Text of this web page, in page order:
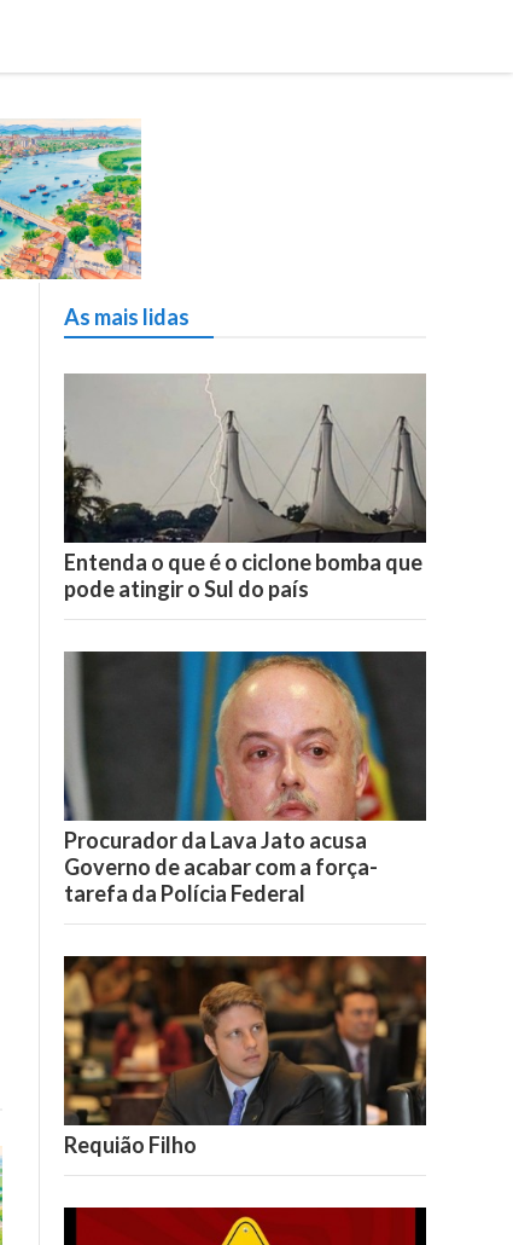
As mais lidas
Entenda o que é o ciclone bomba que
pode atingir o Sul do país
Procurador da Lava Jato acusa
Governo de acabar com a força-
tarefa da Polícia Federal
Requião Filho